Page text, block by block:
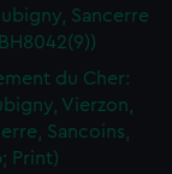
Sancerre
du Cher:
Vierzon,
Sancoins,
Print)